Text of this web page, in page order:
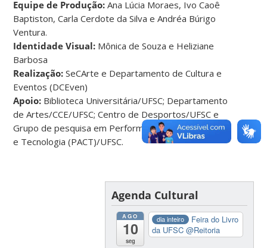
Equipe de Produção: Ana Lúcia Moraes, Ivo Caoê
Baptiston, Carla Cerdote da Silva e Andréa Búrigo
Ventura.
Identidade Visual: Mônica de Souza e Heliziane
Barbosa
Realização: SeCArte e Departamento de Cultura e
Eventos (DCEven)
Apoio: Biblioteca Universitária/UFSC; Departamento
de Artes/CCE/UFSC; Centro de Desportos/UFSC e
Grupo de pesquisa em Performance, Artes Cênicas
e Tecnologia (PACT)/UFSC.
Agenda Cultural
AGO
10
seg
dia inteiro
Feira do Livro
da UFSC@Reitoria